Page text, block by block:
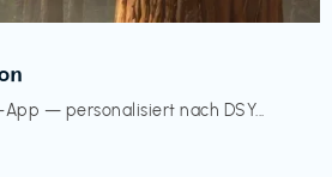
— personalisiert nach DSY...